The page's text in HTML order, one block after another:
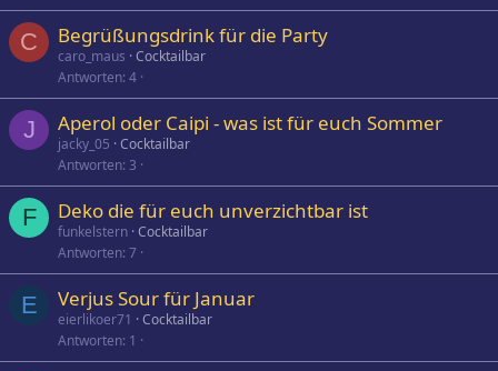
C Begrüßungsdrink für die Party
caro_maus Cocktailbar
Antworten 4
J Aperol oder Caipi - was ist für euch Sommer
jacky_05 Cocktailbar
Antworten 3
F Deko die für euch unverzichtbar ist
funkelstern Cocktailbar
Antworten 7
E Verjus Sour für Januar
eierlikoer71
Cocktailbar
Antworten 1